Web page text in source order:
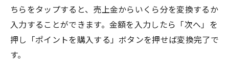
ちらをタップすると、売上金からいくら分を変換するか
入力することができます。金額を入力したら「次へ」を
押し「ポイントを購入する」ボタンを押せば変換完了で
す。